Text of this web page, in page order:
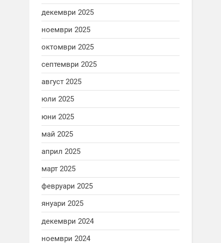
декември 2025
ноември 2025
октомври 2025
септември 2025
август 2025
юли 2025
юни 2025
май 2025
април 2025
март 2025
февруари 2025
януари 2025
декември 2024
ноември 2024